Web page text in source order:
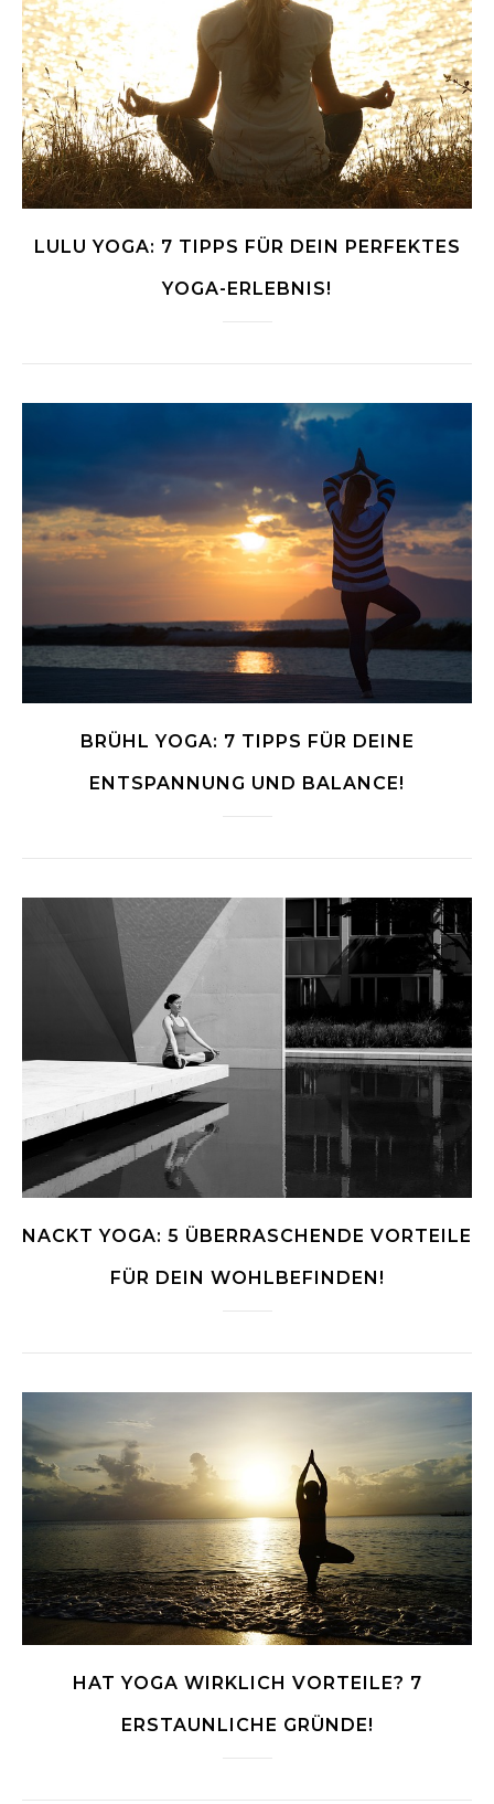
LULU YOGA: 7 TIPPS FÜR DEIN PERFEKTES
YOGA-ERLEBNIS!
BRÜHL YOGA: 7 TIPPS FÜR DEINE
ENTSPANNUNG UND BALANCE!
NACKT YOGA: 5 ÜBERRASCHENDE VORTEILE
FÜR DEIN WOHLBEFINDEN!
HAT YOGA WIRKLICH VORTEILE? 7
ERSTAUNLICHE GRÜNDE!